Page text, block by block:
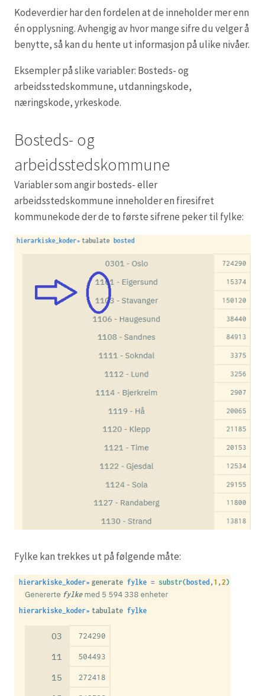
Kodeverdier har den fordelen at de inneholder mer enn
én opplysning. Avhengig av hvor mange sifre du velger å
benytte, så kan du hente ut informasjon på ulike nivåer.
Eksempler på slike variabler: Bosteds- og
arbeidsstedskommune, utdanningskode,
næringskode, yrkeskode.
Bosteds- og
arbeidsstedskommune
Variabler som angir bosteds- eller
arbeidsstedskommune inneholder en firesifret
kommunekode der de to første sifrene peker til fylke:
Fylke kan trekkes ut på følgende måte: